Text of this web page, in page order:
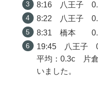
8:16 八王子
8:22 八王子
8:31 橋本
19:45 八王子
平均：0.3c 片倉
いました。